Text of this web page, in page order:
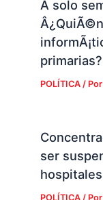
A solo
primarias?
POLÍTICA/ Por
ser
POLÍTICA/ Por